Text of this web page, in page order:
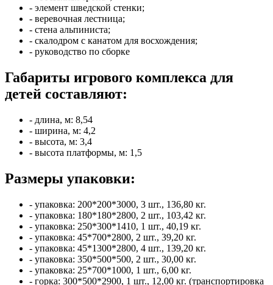
- элемент шведской стенки;
- веревочная лестница;
- стена альпиниста;
- скалодром с канатом для восхождения;
- руководство по сборке
Габариты игрового комплекса для
детей составляют:
- длина, м: 8,54
- ширина, м: 4,2
- высота, м: 3,4
- высота платформы, м: 1,5
Размеры упаковки:
- упаковка: 200*200*3000, 3 шт., 136,80 кг.
- упаковка: 180*180*2800, 2 шт., 103,42 кг.
- упаковка: 250*300*1410, 1 шт., 40,19 кг.
- упаковка: 45*700*2800, 2 шт., 39,20 кг.
- упаковка: 45*1300*2800, 4 шт., 139,20 кг.
- упаковка: 350*500*500, 2 шт., 30,00 кг.
- упаковка: 25*700*1000, 1 шт., 6,00 кг.
- горка: 300*500*2900, 1 шт., 12,00 кг. (транспортировка